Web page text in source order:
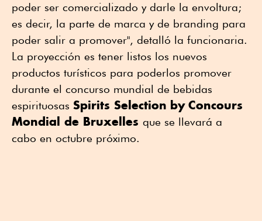
poder ser comercializado y darle la envoltura;
es decir, la parte de marca y de branding para
poder salir a promover", detalló la funcionaria.
La proyección es tener listos los nuevos
productos turísticos para poderlos promover
durante el concurso mundial de bebidas
espirituosas Spirits Selection by Concours
Mondial de Bruxelles que se llevará a
cabo en octubre próximo.